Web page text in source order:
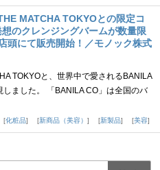
MATCHA TOKYOとの限定コ
のクレンジングバームが数量限
頭にて販売開始！／モノック株式
TOKYOと、世界中で愛されるBANILA
ました。 「BANILA CO」は全国のバ
化粧品 新商品（美容） 新製品 美容